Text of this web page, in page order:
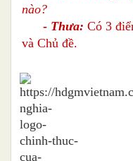
nào?
- Thưa: Có 3
và Chủ đề.